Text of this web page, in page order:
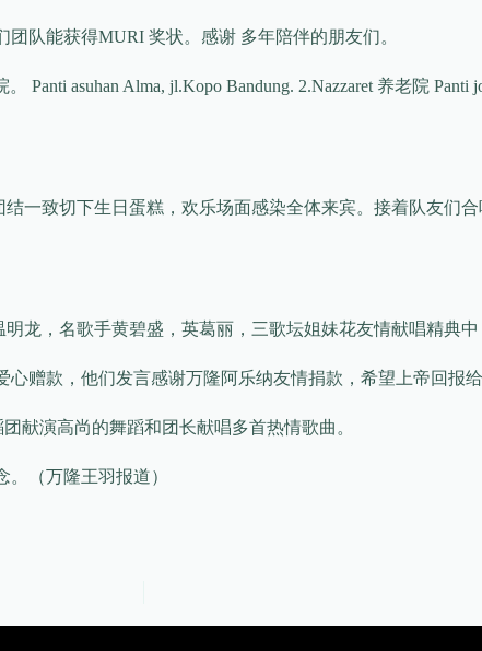
队能获得MURI 奖状。感谢 多年陪伴的朋友们。
asuhan Alma, jl.Kopo Bandung. 2.Nazzaret 养老院 Panti
一致切下生日蛋糕，欢乐场面感染全体来宾。接着队友们
龙，名歌手黄碧盛，英葛丽，三歌坛姐妹花友情献唱精典
赠款，他们发言感谢万隆阿乐纳友情捐款，希望上帝回报
献演高尚的舞蹈和团长献唱多首热情歌曲。
（万隆王羽报道）